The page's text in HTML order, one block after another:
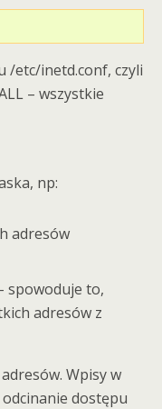
/etc/inetd.conf, czyli
– wszystkie
np:
adresów
spowoduje to,
adresów z
Wpisy w
dostępu